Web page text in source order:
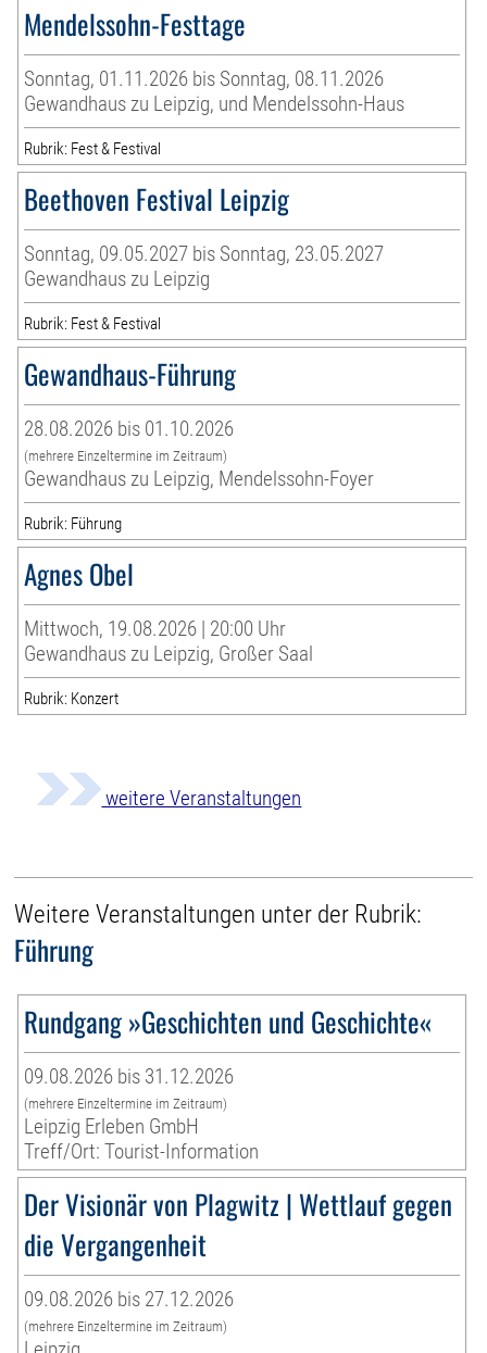
Mendelssohn-Festtage
Sonntag, 01.11.2026 bis Sonntag, 08.11.2026
Gewandhaus zu Leipzig, und Mendelssohn-Haus
Rubrik: Fest & Festival
Beethoven Festival Leipzig
Sonntag, 09.05.2027 bis Sonntag, 23.05.2027
Gewandhaus zu Leipzig
Rubrik: Fest & Festival
Gewandhaus-Führung
28.08.2026 bis 01.10.2026
(mehrere Einzeltermine im Zeitraum)
Gewandhaus zu Leipzig, Mendelssohn-Foyer
Rubrik: Führung
Agnes Obel
Mittwoch, 19.08.2026 | 20:00 Uhr
Gewandhaus zu Leipzig, Großer Saal
Rubrik: Konzert
weitere Veranstaltungen
Weitere Veranstaltungen unter der Rubrik:
Führung
Rundgang »Geschichten und Geschichte«
09.08.2026 bis 31.12.2026
(mehrere Einzeltermine im Zeitraum)
Leipzig Erleben GmbH
Treff/Ort: Tourist-Information
Der Visionär von Plagwitz | Wettlauf gegen
die Vergangenheit
09.08.2026 bis 27.12.2026
(mehrere Einzeltermine im Zeitraum)